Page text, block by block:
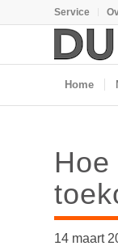
Service
Home
14 maart